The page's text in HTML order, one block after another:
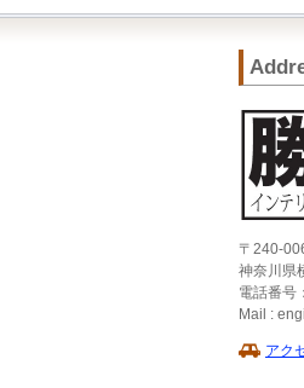
〒240-
神奈川県
電話番
Mail :
アク